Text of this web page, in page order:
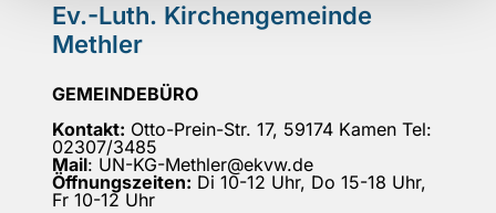
Ev.-Luth. Kirchengemeinde
Methler
GEMEINDEBÜRO
Kontakt: Otto-Prein-Str. 17, 59174 Kamen Tel:
02307/3485
Mail: UN-KG-Methler@ekvw.de
Öffnungszeiten: Di 10-12 Uhr, Do 15-18 Uhr,
Fr 10-12 Uhr